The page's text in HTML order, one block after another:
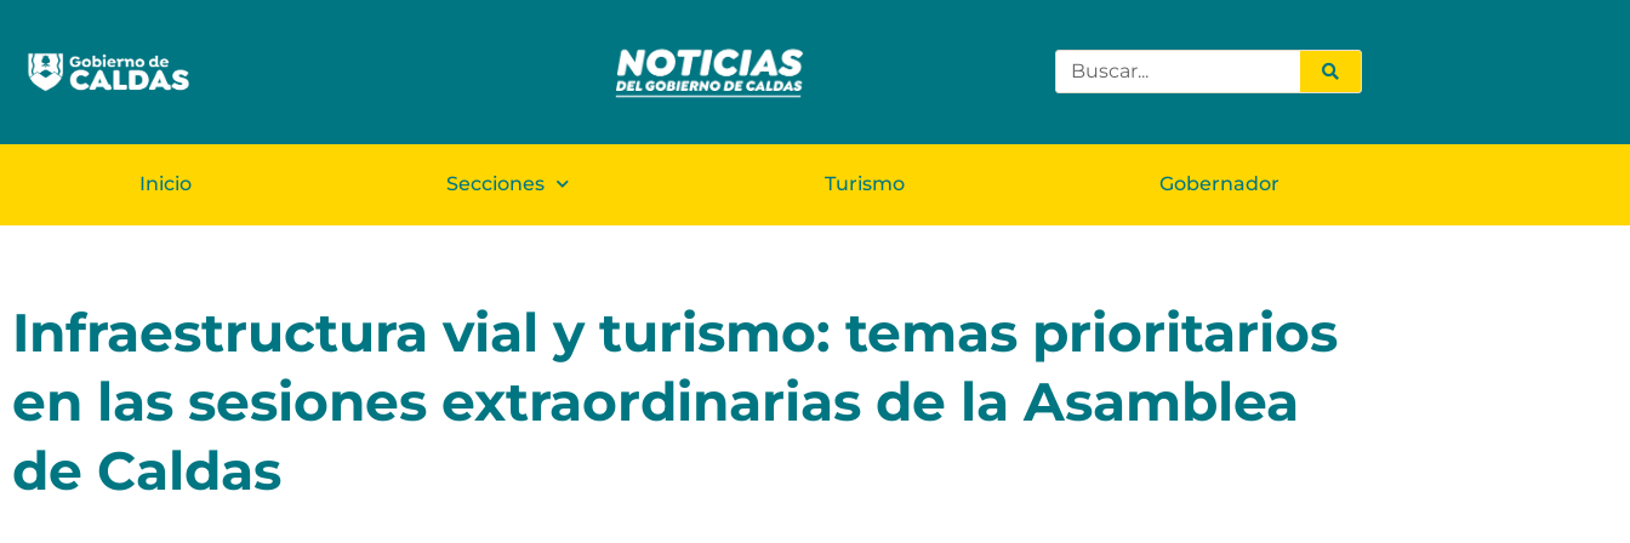
Inicio Secciones Turismo Gobernador
Infraestructura vial y turismo: temas prioritarios
en las sesiones extraordinarias de la Asamblea
de Caldas